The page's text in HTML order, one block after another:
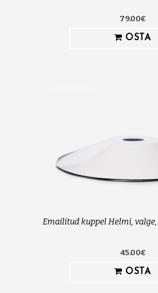
79.00€
OSTA
Emailitud kuppel Helmi, valge,
45.00€
OSTA